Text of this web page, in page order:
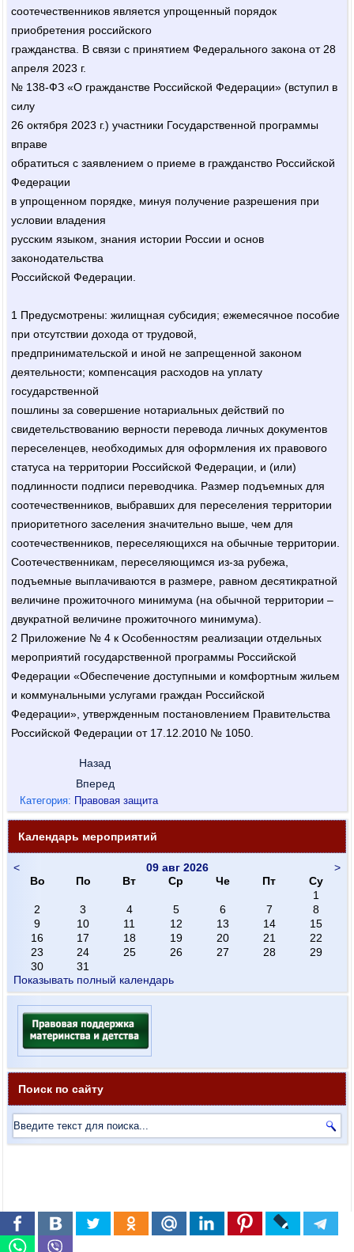
соотечественников является упрощенный порядок
приобретения российского
гражданства. В связи с принятием Федерального закона от 28
апреля 2023 г.
№ 138-ФЗ «О гражданстве Российской Федерации» (вступил в
силу
26 октября 2023 г.) участники Государственной программы
вправе
обратиться с заявлением о приеме в гражданство Российской
Федерации
в упрощенном порядке, минуя получение разрешения при
условии владения
русским языком, знания истории России и основ
законодательства
Российской Федерации.
1 Предусмотрены: жилищная субсидия; ежемесячное пособие
при отсутствии дохода от трудовой,
предпринимательской и иной не запрещенной законом
деятельности; компенсация расходов на уплату
государственной
пошлины за совершение нотариальных действий по
свидетельствованию верности перевода личных документов
переселенцев, необходимых для оформления их правового
статуса на территории Российской Федерации, и (или)
подлинности подписи переводчика. Размер подъемных для
соотечественников, выбравших для переселения территории
приоритетного заселения значительно выше, чем для
соотечественников, переселяющихся на обычные территории.
Соотечественникам, переселяющимся из-за рубежа,
подъемные выплачиваются в размере, равном десятикратной
величине прожиточного минимума (на обычной территории –
двукратной величине прожиточного минимума).
2 Приложение № 4 к Особенностям реализации отдельных
мероприятий государственной программы Российской
Федерации «Обеспечение доступными и комфортным жильем
и коммунальными услугами граждан Российской
Федерации», утвержденным постановлением Правительства
Российской Федерации от 17.12.2010 № 1050.
Назад
Вперед
Категория: Правовая защита
Календарь мероприятий
< >
09 авг 2026
Во
По Вт Ср Че Пт
Су
1
2
3 4 5 6 7
8
9
10 11 12 13 14
15
16
17 18 19 20 21
22
23
24 25 26 27 28
29
30
31
Показывать полный календарь
Поиск по сайту